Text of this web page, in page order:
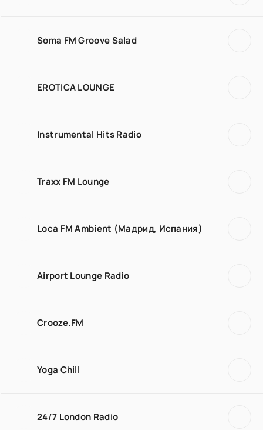
Soma FM Groove Salad
EROTICA LOUNGE
Instrumental Hits Radio
Traxx FM Lounge
Loca FM Ambient (Мадрид, Испания)
Airport Lounge Radio
Crooze.FM
Yoga Chill
24/7 London Radio